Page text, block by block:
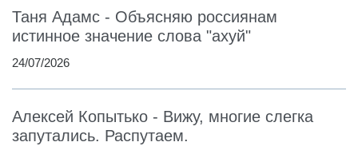
Таня Адамс - Объясняю россиянам
истинное значение слова "ахуй"
24/07/2026
Алексей Копытько - Вижу, многие слегка
запутались. Распутаем.